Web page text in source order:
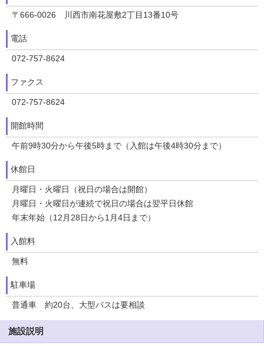
〒666-0026 川西市南花屋敷2丁目13番10号
電話
072-757-8624
ファクス
072-757-8624
開館時間
午前9時30分から午後5時まで（入館は午後4時30分まで）
休館日
月曜日・火曜日（祝日の場合は開館）
月曜日・火曜日が連続で祝日の場合は翌平日休館
年末年始（12月28日から1月4日まで）
入館料
無料
駐車場
普通車 約20台、大型バスは要相談
施設説明